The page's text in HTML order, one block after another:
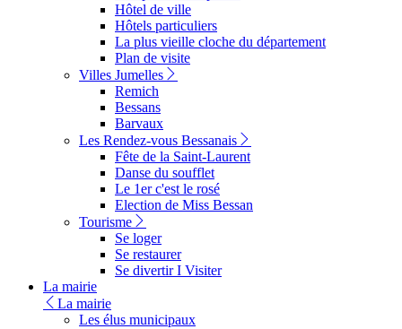
Hôtel de ville
Hôtels particuliers
La plus vieille cloche du département
Plan de visite
Villes Jumelles
Remich
Bessans
Barvaux
Les Rendez-vous Bessanais
Fête de la Saint-Laurent
Danse du soufflet
Le 1er c'est le rosé
Election de Miss Bessan
Tourisme
Se loger
Se restaurer
Se divertir I Visiter
La mairie
La mairie
Les élus municipaux